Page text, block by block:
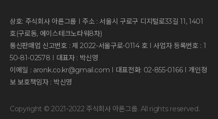
상호: 주식회사 아론그룹 I 주소 : 서울시 구로구 디지털로33길 11, 1401
호(구로동, 에이스테크노타워8차)
통신판매업 신고번호 : 제 2022-서울구로-0114 호 I 사업자 등록번호 : 1
50-81-02578 I 대표자 : 박신영
이메일 : aronk.co.kr@gmail.com I 대표전화: 02-855-0166 I 개인정
보 보호책임자 : 박신영
Copyright © 2021-2022 주식회사 아론그룹. All rights reserved.